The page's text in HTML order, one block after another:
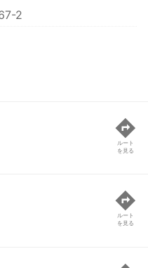
2
ルート
を見る
ルート
を見る